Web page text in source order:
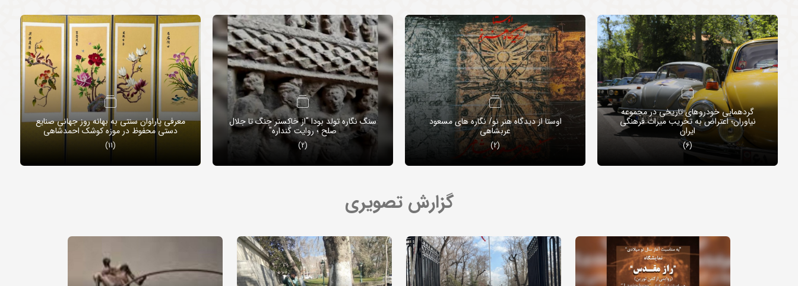
معرفی پاراوان سنتی به بهانه روز جهانی صنایع
دستی محفوظ در موزه کوشک احمدشاهی
(11)
سنگ نگاره تولد بودا "از خاکستر جنگ تا جلال
صلح ؛ روایت گَنداره"
(2)
اوستا از دیدگاه هنر نو/ نگاره های مسعود
عربشاهی
(2)
گردهمایی خودروهای تاریخی در مجموعه
نیاوران؛ اعتراض به تخریب میراث فرهنگی
ایران
(6)
گزارش تصویری